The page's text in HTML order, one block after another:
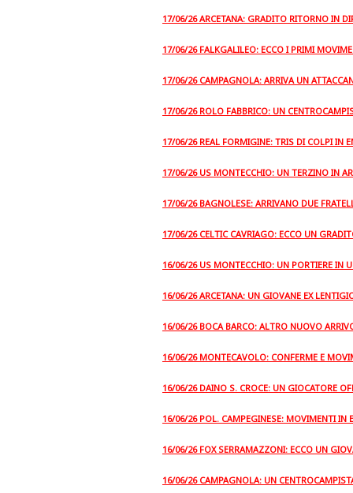
17/06/26 ARCETANA: GRADITO RITORNO IN
17/06/26 FALKGALILEO: ECCO I PRIMI
17/06/26 CAMPAGNOLA: ARRIVA UN
17/06/26 ROLO FABBRICO: UN
17/06/26 REAL FORMIGINE: TRIS DI COLPI IN
17/06/26 US MONTECCHIO: UN TERZINO IN
17/06/26 BAGNOLESE: ARRIVANO DUE
17/06/26 CELTIC CAVRIAGO: ECCO UN
16/06/26 US MONTECCHIO: UN PORTIERE IN
16/06/26 ARCETANA: UN GIOVANE EX
16/06/26 BOCA BARCO: ALTRO NUOVO
16/06/26 MONTECAVOLO: CONFERME E
16/06/26 DAINO S. CROCE: UN GIOCATORE
16/06/26 POL. CAMPEGINESE: MOVIMENTI IN
16/06/26 FOX SERRAMAZZONI: ECCO UN
16/06/26 CAMPAGNOLA: UN